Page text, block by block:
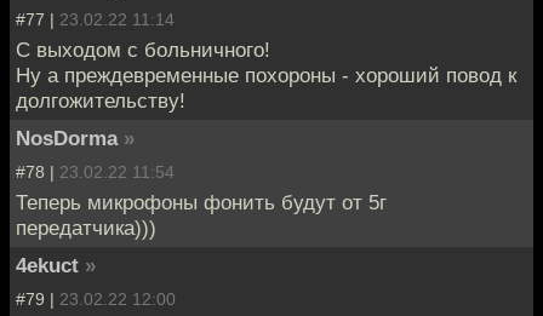
#77 | 23.02.22 11:14
С выходом с больничного!
Ну а преждевременные похороны - хороший повод к
долгожительству!
NosDorma »
#78 | 23.02.22 11:54
Теперь микрофоны фонить будут от 5г
передатчика)))
4ekuct »
#79 | 23.02.22 12:00